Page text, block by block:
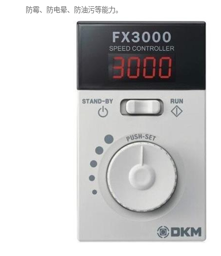
防霉、防电晕、防油污等能力。